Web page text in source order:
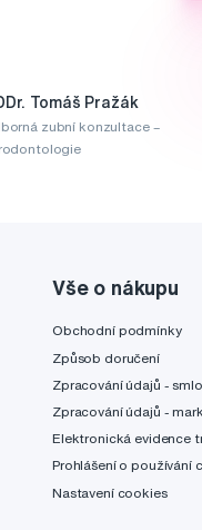
Tomáš Pražák
zubní konzultace –
Vše o nákupu
Obchodní podmínky
Způsob doručení
Zpracování údajů -
Zpracování údajů -
Elektronická evidence
Prohlášení o používání
Nastavení cookies